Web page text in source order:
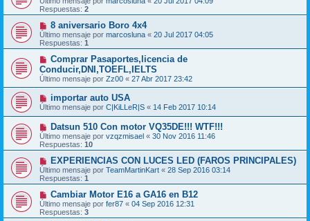
Respuestas: 2
8 aniversario Boro 4x4
Último mensaje por marcosluna « 20 Jul 2017 04:05
Respuestas: 1
Comprar Pasaportes,licencia de
Conducir,DNI,TOEFL,IELTS
Último mensaje por Zz00 « 27 Abr 2017 23:42
importar auto USA
Último mensaje por C|KiLLeR|S « 14 Feb 2017 10:14
Datsun 510 Con motor VQ35DE!!! WTF!!!
Último mensaje por vzqzmisael « 30 Nov 2016 11:46
Respuestas: 10
EXPERIENCIAS CON LUCES LED (FAROS PRINCIPALES)
Último mensaje por TeamMartinKart « 28 Sep 2016 03:14
Respuestas: 1
Cambiar Motor E16 a GA16 en B12
Último mensaje por fer87 « 04 Sep 2016 12:31
Respuestas: 3